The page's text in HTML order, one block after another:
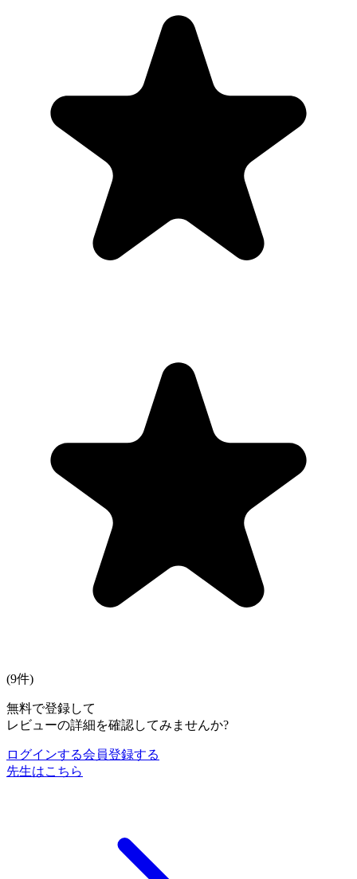
(9件)
無料で登録して
レビューの詳細を確認してみませんか?
ログインする会員登録する
先生はこちら